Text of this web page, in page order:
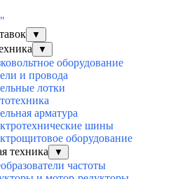
▼
▼
оборудование
и провода
лотки
арматура
шины
оборудование
техника
▼
частоты